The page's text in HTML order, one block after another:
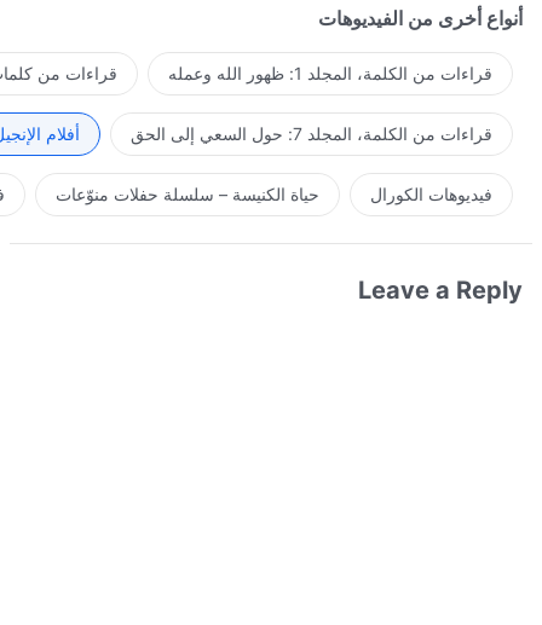
أنواع أخرى من الفيديوهات
قراءات من الكلمة، المجلد 1: ظهور الله وعمله قراءات من
قراءات من الكلمة، المجلد 7: حول السعي إلى الحق أفلام
فيديوهات الكورال حياة الكنيسة – سلسلة حفلات منوّعات
Leave a Reply